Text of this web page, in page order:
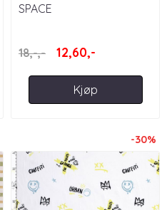
SPACE
18,-,- 12,60,-
Kjøp
-30%